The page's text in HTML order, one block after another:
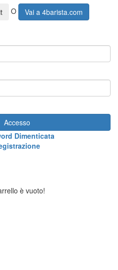
O Vai a 4barista.com
Accesso
Dimenticata
è vuoto!